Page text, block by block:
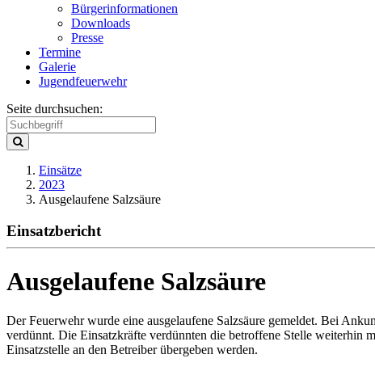
Bürgerinformationen
Downloads
Presse
Termine
Galerie
Jugendfeuerwehr
Seite durchsuchen:
Einsätze
2023
Ausgelaufene Salzsäure
Einsatzbericht
Ausgelaufene Salzsäure
Der Feuerwehr wurde eine ausgelaufene Salzsäure gemeldet. Bei
verdünnt. Die Einsatzkräfte verdünnten die betroffene Stelle weiterhin
Einsatzstelle an den Betreiber übergeben werden.